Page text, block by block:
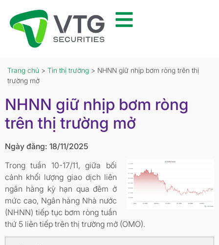
Trang chủ > Tin thị trường > NHNN giữ nhịp bơm ròng trên thị
trường mở
NHNN giữ nhịp bơm ròng
trên thị trường mở
Ngày đăng: 18/11/2025
Trong tuần 10-17/11, giữa bối
cảnh khối lượng giao dịch liên
ngân hàng kỳ hạn qua đêm ở
mức cao, Ngân hàng Nhà nước
(NHNN) tiếp tục bơm ròng tuần
thứ 5 liên tiếp trên thị trường mở (OMO).